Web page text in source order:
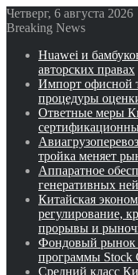
Четверг, 6 августа 2026
Breaking News
Huawei и
авторских правах
Импорт офисной
процедуры
Ответные меры
тройка меняет
Аппаратное
генеративных
Китайская
регулирование,
прорывы и
Фондовый рынок
программы Stock
Средний класс